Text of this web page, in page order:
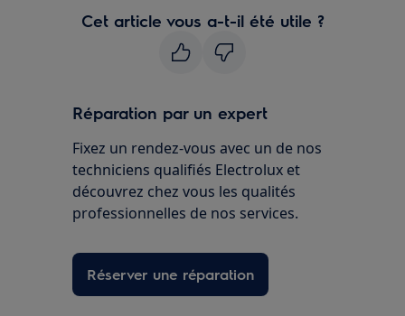
Cet article vous a-t-il été utile ?
Réparation par un expert
Fixez un rendez-vous avec un de nos
techniciens qualifiés Electrolux et
découvrez chez vous les qualités
professionnelles de nos services.
Réserver une réparation